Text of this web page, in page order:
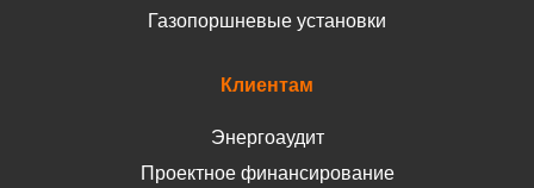
Газопоршневые установки
Клиентам
Энергоаудит
Проектное финансирование